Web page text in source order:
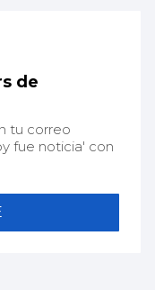
de
tu correo
fue noticia' con